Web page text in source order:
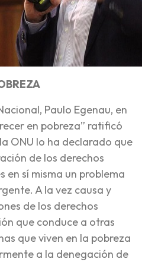
Paulo Egenau, en
en pobreza” ratificó
ONU lo ha declarado que
de los derechos
en sí misma un problema
A la vez causa y
de los derechos
que conduce a otras
que viven en la pobreza
a la denegación de